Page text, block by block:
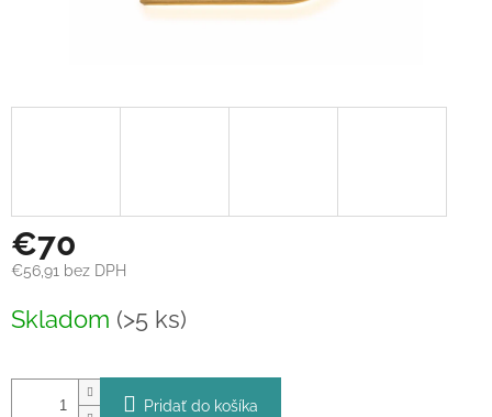
€70
€56,91 bez DPH
cena:
Skladom (>5 ks)
Pridať do košíka